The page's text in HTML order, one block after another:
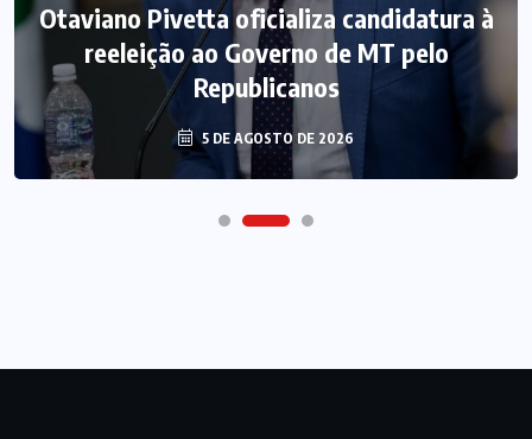
Otaviano Pivetta oficializa candidatura à
reeleição ao Governo de MT pelo
Republicanos
5 DE AGOSTO DE 2026